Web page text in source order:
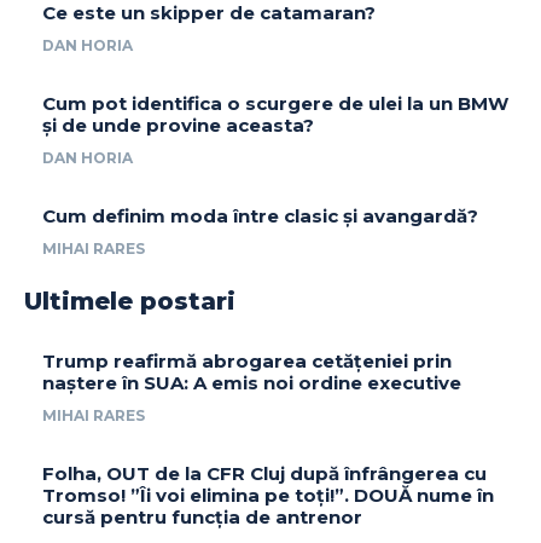
Ce este un skipper de catamaran?
DAN HORIA
Cum pot identifica o scurgere de ulei la un BMW
și de unde provine aceasta?
DAN HORIA
Cum definim moda între clasic și avangardă?
MIHAI RARES
Ultimele postari
Trump reafirmă abrogarea cetățeniei prin
naștere în SUA: A emis noi ordine executive
MIHAI RARES
Folha, OUT de la CFR Cluj după înfrângerea cu
Tromso! ”Îi voi elimina pe toți!”. DOUĂ nume în
cursă pentru funcția de antrenor